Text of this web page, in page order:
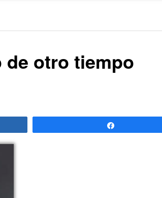
otro tiempo